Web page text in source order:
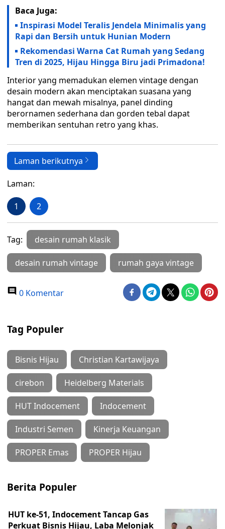
Baca Juga:
Inspirasi Model Teralis Jendela Minimalis yang
Rapi dan Bersih untuk Hunian Modern
Rekomendasi Warna Cat Rumah yang Sedang
Tren di 2025, Hijau Hingga Biru jadi Primadona!
Interior yang memadukan elemen vintage dengan
desain modern akan menciptakan suasana yang
hangat dan mewah misalnya, panel dinding
berornamen sederhana dan gorden tebal dapat
memberikan sentuhan retro yang khas.
Laman berikutnya
Laman:
1 2
Tag: desain rumah klasik
desain rumah vintage rumah gaya vintage
0 Komentar
Tag Populer
Bisnis Hijau Christian Kartawijaya
cirebon Heidelberg Materials
HUT Indocement Indocement
Industri Semen Kinerja Keuangan
PROPER Emas PROPER Hijau
Berita Populer
HUT ke-51, Indocement Tancap Gas
Perkuat Bisnis Hijau, Laba Melonjak